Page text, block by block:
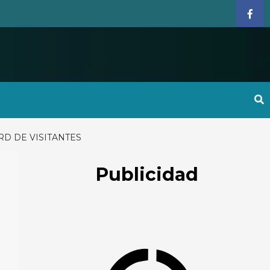
DE VISITANTES
Publicidad